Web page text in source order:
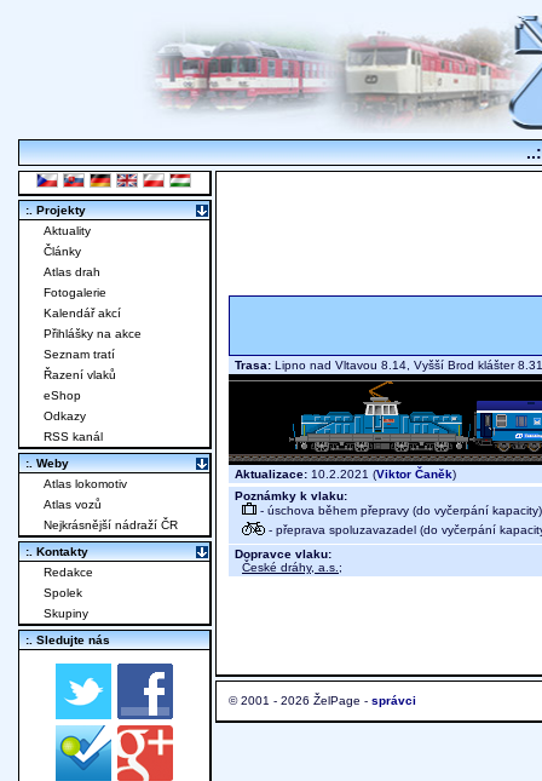
Trasa: Lipno nad Vltavou 8.14, Vyšší Brod klášter
Aktualizace: 10.2.2021 (Viktor Čaněk)
Poznámky k vlaku:
- úschova během přepravy (do vyčerpání kapacity)
- přeprava spoluzavazadel (do vyčerpání
Dopravce vlaku:
České dráhy, a.s. ;
© 2001 - 2026 ŽelPage - správci
:. Projekty
Aktuality
Články
Atlas drah
Fotogalerie
Kalendář akcí
Přihlášky na akce
Seznam tratí
Řazení vlaků
eShop
Odkazy
RSS kanál
:. Weby
Atlas lokomotiv
Atlas vozů
Nejkrásnější nádraží ČR
:. Kontakty
Redakce
Spolek
Skupiny
:. Sledujte nás